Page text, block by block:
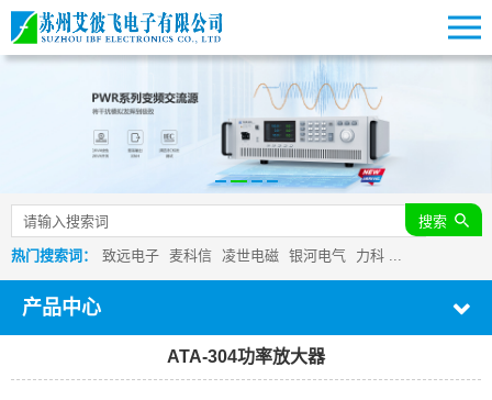
搜索
热门搜索词： 致远电子 麦科信 凌世电磁 银河电气 力科 ...
产品中心
ATA-304功率放大器